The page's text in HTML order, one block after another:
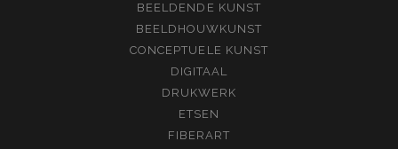
BEELDENDE KUNST
BEELDHOUWKUNST
CONCEPTUELE KUNST
DIGITAAL
DRUKWERK
ETSEN
FIBERART